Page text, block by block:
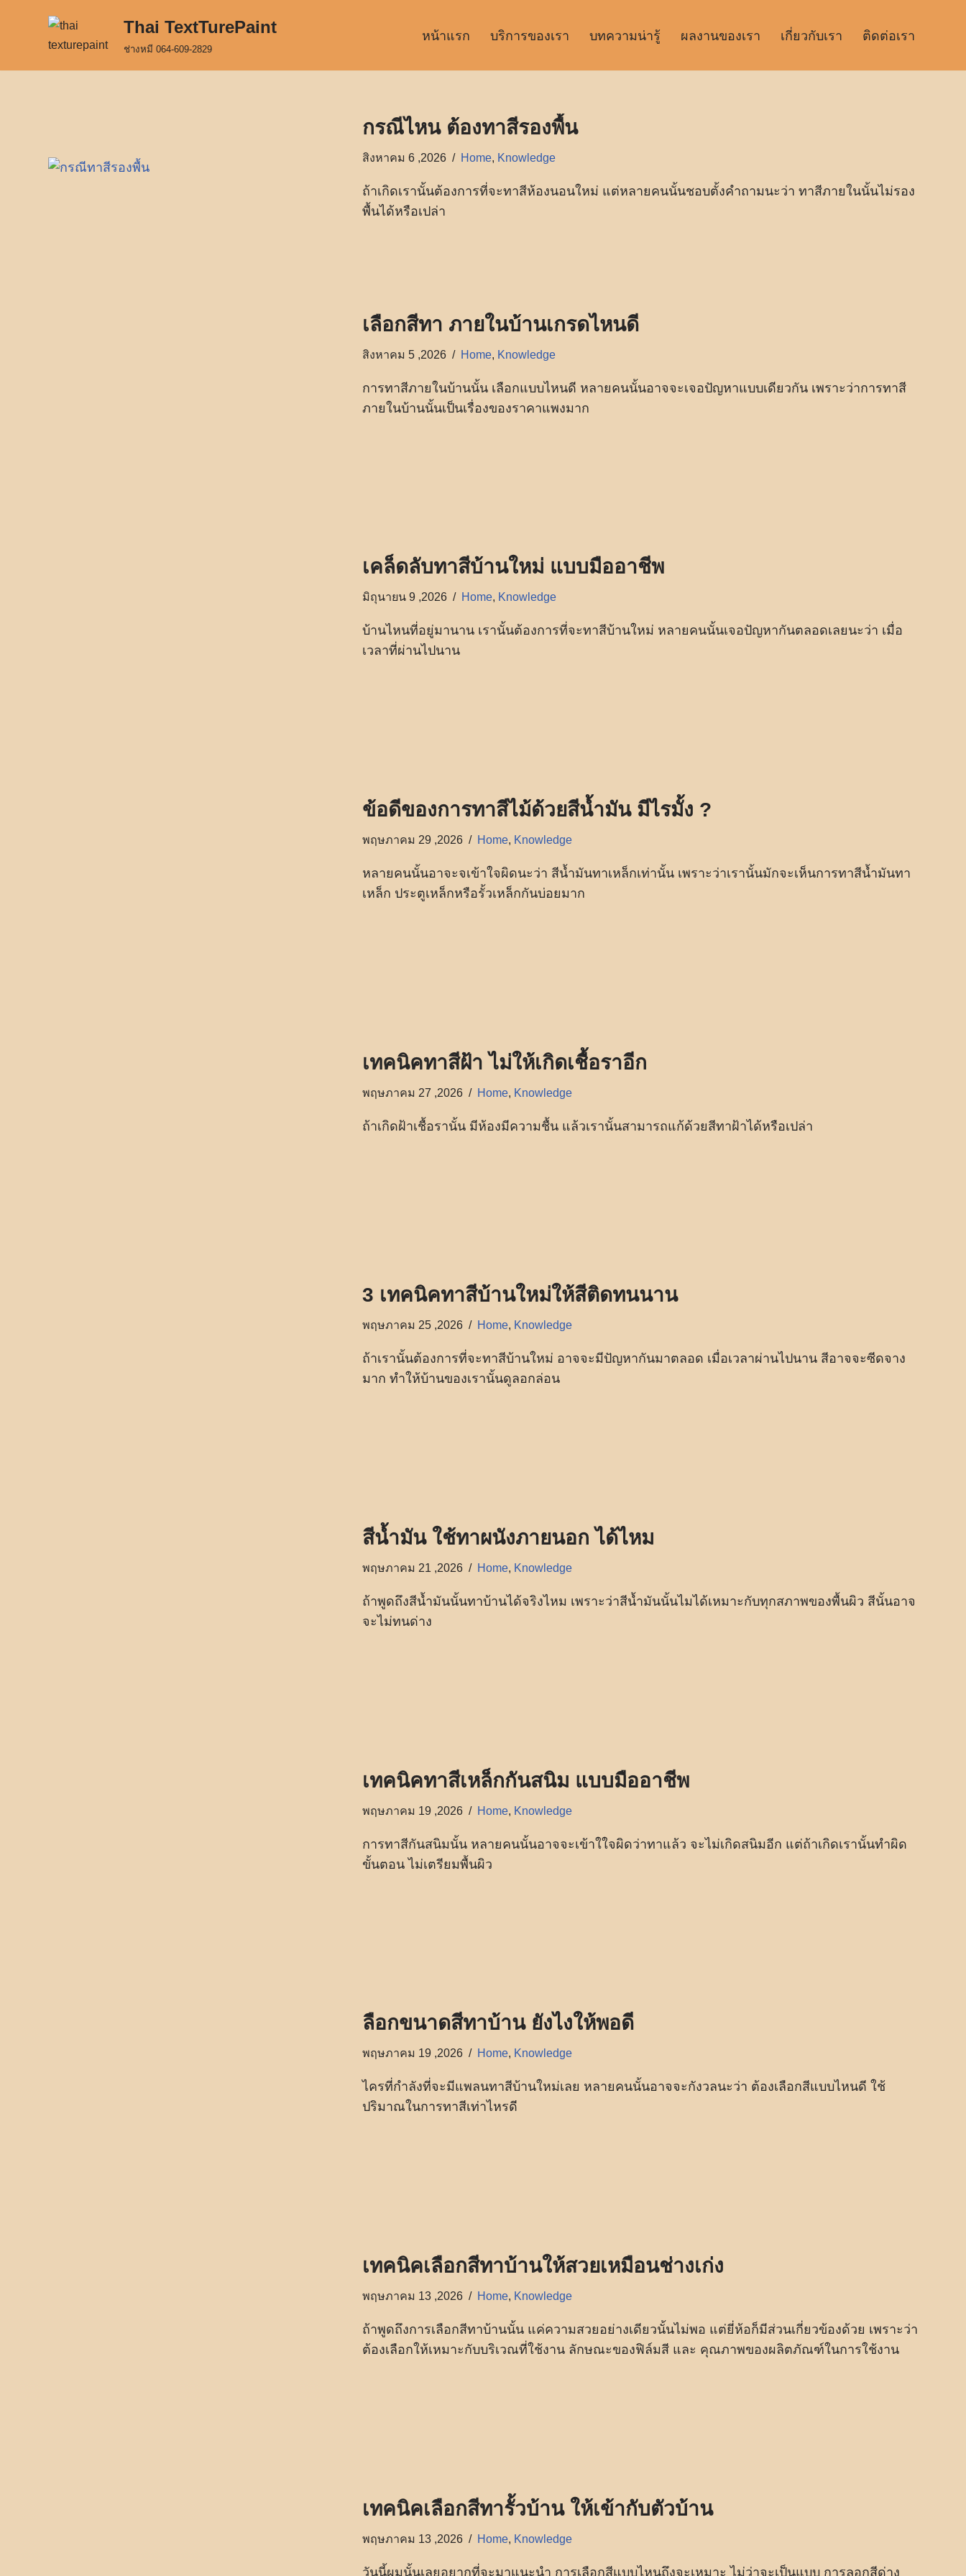
Thai TextTurePaint
ช่างหมี 064-609-2829
หน้าแรก บริการของเรา บทความน่ารู้ ผลงานของเรา เกี่ยวกับเรา ติดต่อเรา
กรณีไหน ต้องทาสีรองพื้น
สิงหาคม 6 ,2026 Home, Knowledge
ถ้าเกิดเรานั้นต้องการที่จะทาสีห้องนอนใหม่ แต่หลายคนนั้นชอบตั้งคำถามนะว่า ทาสีภายในนั้นไม่รอง
พื้นได้หรือเปล่า
เลือกสีทา ภายในบ้านเกรดไหนดี
สิงหาคม 5 ,2026 Home, Knowledge
การทาสีภายในบ้านนั้น เลือกแบบไหนดี หลายคนนั้นอาจจะเจอปัญหาแบบเดียวกัน เพราะว่าการทาสี
ภายในบ้านนั้นเป็นเรื่องของราคาแพงมาก
เคล็ดลับทาสีบ้านใหม่ แบบมืออาชีพ
มิถุนายน 9 ,2026 Home, Knowledge
บ้านไหนที่อยู่มานาน เรานั้นต้องการที่จะทาสีบ้านใหม่ หลายคนนั้นเจอปัญหากันตลอดเลยนะว่า เมื่อ
เวลาที่ผ่านไปนาน
ข้อดีของการทาสีไม้ด้วยสีน้ำมัน มีไรมั้ง ?
พฤษภาคม 29 ,2026 Home, Knowledge
หลายคนนั้นอาจะจเข้าใจผิดนะว่า สีน้ำมันทาเหล็กเท่านั้น เพราะว่าเรานั้นมักจะเห็นการทาสีน้ำมันทา
เหล็ก ประตูเหล็กหรือรั้วเหล็กกันบ่อยมาก
เทคนิคทาสีฝ้า ไม่ให้เกิดเชื้อราอีก
พฤษภาคม 27 ,2026 Home, Knowledge
ถ้าเกิดฝ้าเชื้อรานั้น มีห้องมีความชื้น แล้วเรานั้นสามารถแก้ด้วยสีทาฝ้าได้หรือเปล่า
3 เทคนิคทาสีบ้านใหม่ให้สีติดทนนาน
พฤษภาคม 25 ,2026 Home, Knowledge
ถ้าเรานั้นต้องการที่จะทาสีบ้านใหม่ อาจจะมีปัญหากันมาตลอด เมื่อเวลาผ่านไปนาน สีอาจจะซีดจาง
มาก ทำให้บ้านของเรานั้นดูลอกล่อน
สีน้ำมัน ใช้ทาผนังภายนอก ได้ไหม
พฤษภาคม 21 ,2026 Home, Knowledge
ถ้าพูดถึงสีน้ำมันนั้นทาบ้านได้จริงไหม เพราะว่าสีน้ำมันนั้นไมได้เหมาะกับทุกสภาพของพื้นผิว สีนั้นอาจ
จะไม่ทนด่าง
เทคนิคทาสีเหล็กกันสนิม แบบมืออาชีพ
พฤษภาคม 19 ,2026 Home, Knowledge
การทาสีกันสนิมนั้น หลายคนนั้นอาจจะเข้าใใจผิดว่าทาแล้ว จะไม่เกิดสนิมอีก แต่ถ้าเกิดเรานั้นทำผิด
ขั้นตอน ไม่เตรียมพื้นผิว
ลือกขนาดสีทาบ้าน ยังไงให้พอดี
พฤษภาคม 19 ,2026 Home, Knowledge
ไครที่กำลังที่จะมีแพลนทาสีบ้านใหม่เลย หลายคนนั้นอาจจะกังวลนะว่า ต้องเลือกสีแบบไหนดี ใช้
ปริมาณในการทาสีเท่าไหรดี
เทคนิคเลือกสีทาบ้านให้สวยเหมือนช่างเก่ง
พฤษภาคม 13 ,2026 Home, Knowledge
ถ้าพูดถึงการเลือกสีทาบ้านนั้น แค่ความสวยอย่างเดียวนั้นไม่พอ แต่ยี่ห้อก็มีส่วนเกี่ยวข้องด้วย เพราะว่า
ต้องเลือกให้เหมาะกับบริเวณที่ใช้งาน ลักษณะของฟิล์มสี และ คุณภาพของผลิตภัณฑ์ในการใช้งาน
เทคนิคเลือกสีทารั้วบ้าน ให้เข้ากับตัวบ้าน
พฤษภาคม 13 ,2026 Home, Knowledge
วันนี้ผมนั้นเลยอยากที่จะมาแนะนำ การเลือกสีแบบไหนถึงจะเหมาะ ไม่ว่าจะเป็นแบบ การลอกสีด่าง